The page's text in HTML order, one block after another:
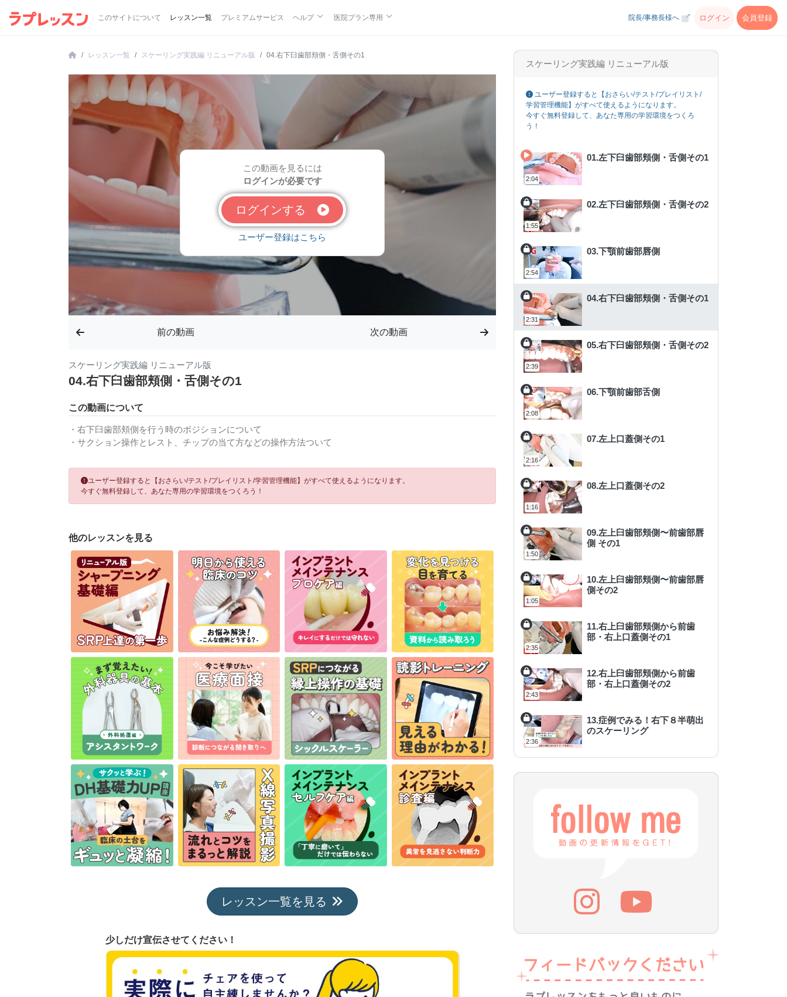
このサイトについて レッスン一覧 プレミアムサービス ヘルプ 医院プラン専用 院長/事務長様へ ログイン 会員登録
レッスン一覧 スケーリング実践編 リニューアル版 04.右下臼歯部頬側・舌側その1
この動画を見るには
ログインが必要です
ログインする
ユーザー登録はこちら
前の動画 次の動画
スケーリング実践編 リニューアル版
04.右下臼歯部頬側・舌側その1
この動画について
・右下臼歯部頬側を行う時のポジションについて
・サクション操作とレスト、チップの当て方などの操作方法ついて
ユーザー登録すると【おさらい/テスト/プレイリスト/学習管理機能】がすべて使えるようになります。
今すぐ無料登録して、あなた専用の学習環境をつくろう！
他のレッスンを見る
レッスン一覧を見る
少しだけ宣伝させてください！
スケーリング実践編 リニューアル版
ユーザー登録すると【おさらい/テスト/プレイリスト/
学習管理機能】がすべて使えるようになります。
今すぐ無料登録して、あなた専用の学習環境をつくろ
う！
2:04
01.左下臼歯部頬側・舌側その1
1:55
02.左下臼歯部頬側・舌側その2
2:54
03.下顎前歯部唇側
2:31
04.右下臼歯部頬側・舌側その1
2:39
05.右下臼歯部頬側・舌側その2
2:08
06.下顎前歯部舌側
2:16
07.左上口蓋側その1
1:16
08.左上口蓋側その2
1:50
09.左上臼歯部頬側〜前歯部唇
側 その1
1:05
10.左上臼歯部頬側〜前歯部唇
側その2
2:35
11.右上臼歯部頬側から前歯
部・右上口蓋側その1
2:43
12.右上臼歯部頬側から前歯
部・右上口蓋側その2
2:36
13.症例でみる！右下８半萌出
のスケーリング